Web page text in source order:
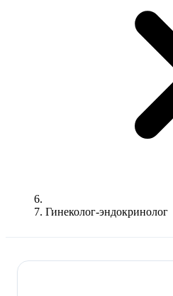
Гинеколог-эндокринолог